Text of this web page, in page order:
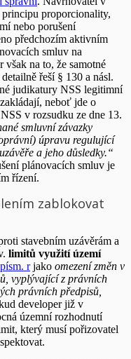
proporcionality,
nebo porušení
předchozím aktivním
smluv na
na to, že samotné
řeší § 130 a násl.
judikatury NSS legitimní
neboť jde o
v rozsudku ze dne 13.
smluvní závazky
úpravu regulující
a jeho důsledky.“
plánovacích smluv je
řízení.
zablokovat
stavebním uzávěrám a
limitů využití území
rjako omezení změn v
vyplývající z právních
právních předpisů,
developer již v
územní rozhodnutí
který musí pořizovatel